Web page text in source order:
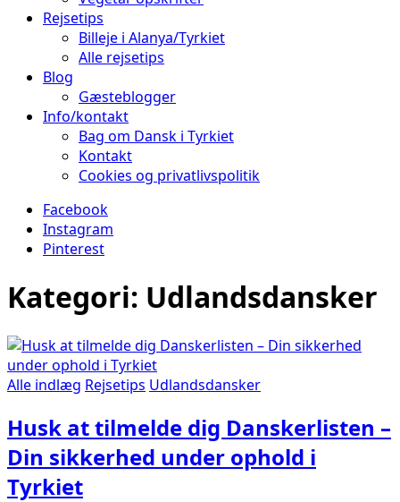
Rejsetips
Billeje i Alanya/Tyrkiet
Alle rejsetips
Blog
Gæsteblogger
Info/kontakt
Bag om Dansk i Tyrkiet
Kontakt
Cookies og privatlivspolitik
Facebook
Instagram
Pinterest
Kategori: Udlandsdansker
Alle indlæg Rejsetips Udlandsdansker
Husk at tilmelde dig Danskerlisten –
Din sikkerhed under ophold i
Tyrkiet